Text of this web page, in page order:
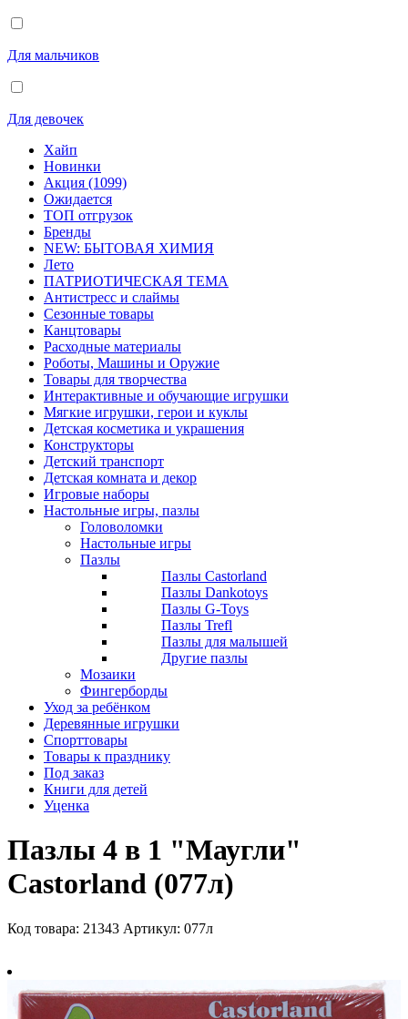
Для мальчиков
Для девочек
Хайп
Новинки
Акция (1099)
Ожидается
ТОП отгрузок
Бренды
NEW: БЫТОВАЯ ХИМИЯ
Лето
ПАТРИОТИЧЕСКАЯ ТЕМА
Антистресс и слаймы
Сезонные товары
Канцтовары
Расходные материалы
Роботы, Машины и Оружие
Товары для творчества
Интерактивные и обучающие игрушки
Мягкие игрушки, герои и куклы
Детская косметика и украшения
Конструкторы
Детский транспорт
Детская комната и декор
Игровые наборы
Настольные игры, пазлы
Головоломки
Настольные игры
Пазлы
Пазлы Castorland
Пазлы Dankotoys
Пазлы G-Toys
Пазлы Trefl
Пазлы для малышей
Другие пазлы
Мозаики
Фингерборды
Уход за ребёнком
Деревянные игрушки
Спорттовары
Товары к празднику
Под заказ
Книги для детей
Уценка
Пазлы 4 в 1 "Маугли"
Castorland (077л)
Код товара: 21343 Артикул: 077л